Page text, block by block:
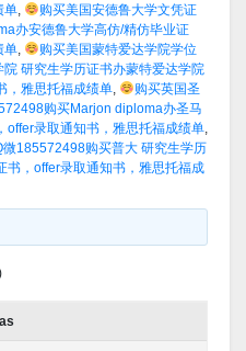
单,
购买美国安德鲁大学文凭证
办安德鲁大学高仿/精仿毕业证
单,
购买美国蒙特爱达学院学位
研究生学历证书办蒙特爱达学院
，雅思托福成绩单,
购买英国圣
购买Marjon diploma办圣马
offer录取通知书，雅思托福成绩单,
185572498购买普大 研究生学历
书，offer录取通知书，雅思托福成